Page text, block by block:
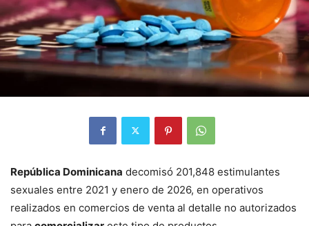
República Dominicana decomisó 201,848 estimulantes
sexuales entre 2021 y enero de 2026, en operativos
realizados en comercios de venta al detalle no autorizados